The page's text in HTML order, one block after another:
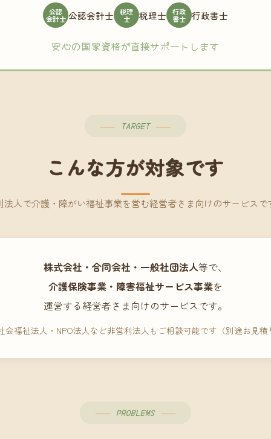
公認
会計士 公認会計士 税理
士 税理士 行政
書士 行政書士
安心の国家資格が直接サポートします
TARGET
こんな方が対象です
法人で介護・障がい福祉事業を営む経営者さま向けのサービスで
株式会社・合同会社・一般社団法人等で、
介護保険事業・障害福祉サービス事業を
運営する経営者さま向けのサービスです。
福祉法人・NPO法人など非営利法人もご相談可能です（別途お見積
PROBLEMS